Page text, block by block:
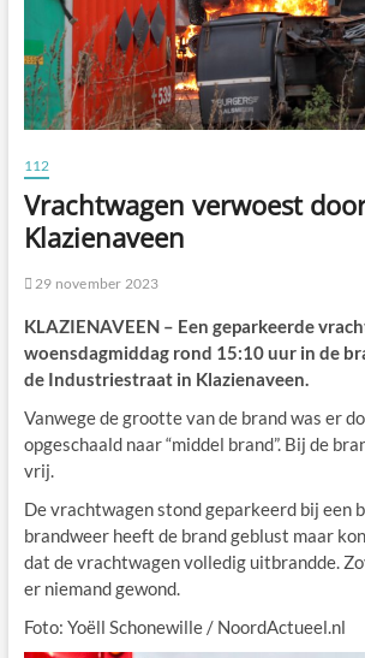
112
Vrachtwagen verwoest
Klazienaveen
29 november 2023
KLAZIENAVEEN – Een geparkeerde
woensdagmiddag rond 15:10 uur in de
de Industriestraat in Klazienaveen.
Vanwege de grootte van de brand was er
opgeschaald naar “middel brand”. Bij de
vrij.
De vrachtwagen stond geparkeerd bij een
brandweer heeft de brand geblust maar
dat de vrachtwagen volledig uitbrandde.
er niemand gewond.
Foto: Yoëll Schonewille / NoordActueel.nl